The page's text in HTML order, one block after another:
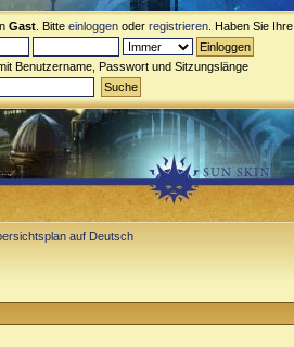
Gast . Bitte einloggen oder registrieren . Haben Sie Ihre
Benutzername, Passwort und Sitzungslänge
auf Deutsch